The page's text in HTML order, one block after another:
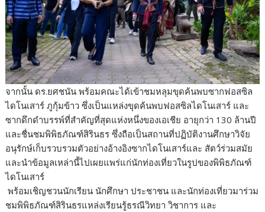
จากนั้น ดร.ยศชนัน พร้อมคณะได้เข้าชมหลุมขุดค้นพบซากฟอสซิล
ไดโนเสาร์ ภูกุ้มข้าว ซึ่งเป็นแหล่งขุดค้นพบฟอสซิลไดโนเสาร์ และ
ซากดึกดำบรรพ์ที่สำคัญที่สุดแห่งหนึ่งของเอเชีย อายุกว่า 130 ล้านปี
และชื่นชมพิพิธภัณฑ์สิรินธร ซึ่งถือเป็นสถานที่ปฏิบัติงานศึกษาวิจัย
อนุรักษ์เก็บรวบรวมตัวอย่างอ้างอิงซากไดโนเสาร์และ สัตว์ร่วมสมัย
และนำข้อมูลเหล่านี้ไปเผยแพร่แก่นักท่องเที่ยวในรูปของพิพิธภัณฑ์
ไดโนเสาร์
พร้อมเชิญชวนนักเรียน นักศึกษา ประชาชน และนักท่องเที่ยวมาร่วม
ชมพิพิธภัณฑ์สิรินธรแหล่งเรียนรู้ธรณีวิทยา วิชาการ และ